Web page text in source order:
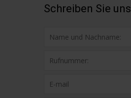
Schreiben Sie uns